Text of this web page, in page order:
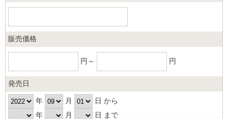
販売価格
円～ 円
発売日
年 月
日 から
年
月 日 まで